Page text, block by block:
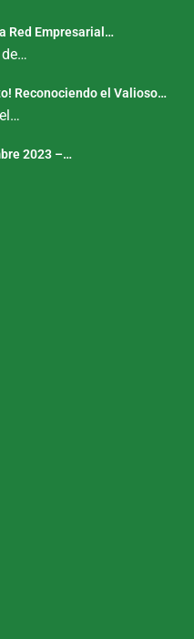
Red Empresarial…
Reconociendo el Valioso…
2023 –…